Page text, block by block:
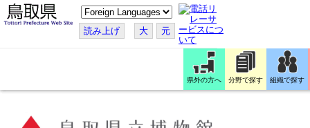
こ
の
ペ
ー
す
読み上げ 大 元
県外の方へ 分野で探す 組織で探す